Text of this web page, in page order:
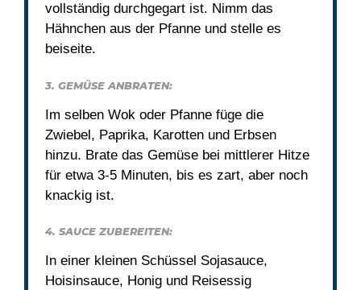
vollständig durchgegart ist. Nimm das
Hähnchen aus der Pfanne und stelle es
beiseite.
3. GEMÜSE ANBRATEN:
Im selben Wok oder Pfanne füge die
Zwiebel, Paprika, Karotten und Erbsen
hinzu. Brate das Gemüse bei mittlerer Hitze
für etwa 3-5 Minuten, bis es zart, aber noch
knackig ist.
4. SAUCE ZUBEREITEN:
In einer kleinen Schüssel Sojasauce,
Hoisinsauce, Honig und Reisessig